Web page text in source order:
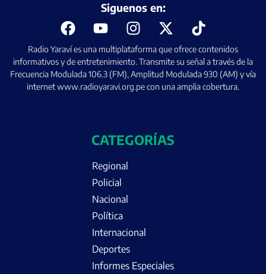
Radio Yaraví es una multiplataforma que ofrece contenidos
informativos y de entretenimiento. Transmite su señal a través de la
Frecuencia Modulada 106.3 (FM), Amplitud Modulada 930 (AM) y vía
internet www.radioyaravi.org.pe con una amplia cobertura.
Siguenos en:
CATEGORÍAS
Regional
Policial
Nacional
Política
Internacional
Deportes
Informes Especiales